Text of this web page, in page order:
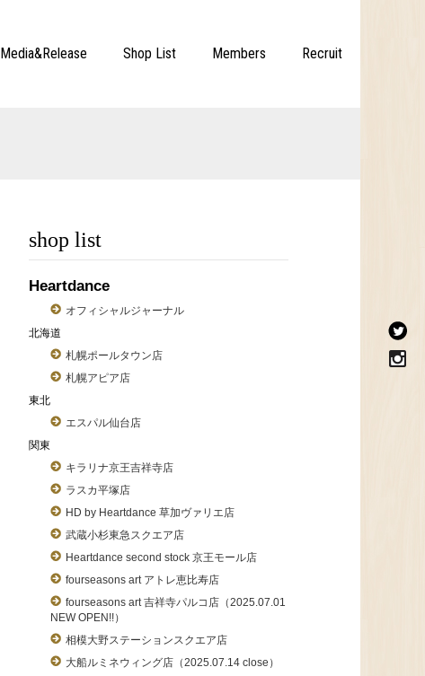
Media&Release Shop List Members Recruit
shop list
Heartdance
オフィシャルジャーナル
北海道
札幌ポールタウン店
札幌アピア店
東北
エスパル仙台店
関東
キラリナ京王吉祥寺店
ラスカ平塚店
HD by Heartdance 草加ヴァリエ店
武蔵小杉東急スクエア店
Heartdance second stock 京王モール店
fourseasons art アトレ恵比寿店
fourseasons art 吉祥寺パルコ店（2025.07.01
NEW OPEN!!）
相模大野ステーションスクエア店
大船ルミネウィング店（2025.07.14 close）